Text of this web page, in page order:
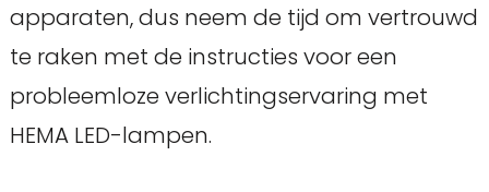
apparaten, dus neem de tijd om vertrouwd
te raken met de instructies voor een
probleemloze verlichtingservaring met
HEMA LED-lampen.